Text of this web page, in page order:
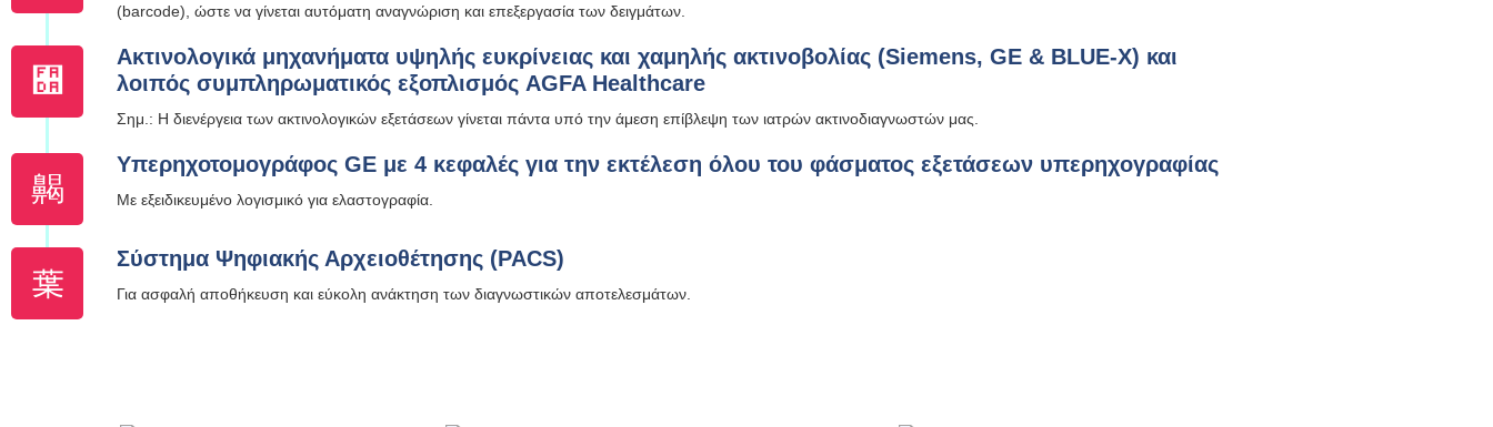
(barcode), ώστε να γίνεται αυτόματη αναγνώριση και επεξεργασία των δειγμάτων.
Ακτινολογικά μηχανήματα υψηλής ευκρίνειας και χαμηλής ακτινοβολίας (Siemens, GE & BLUE-X) και
λοιπός συμπληρωματικός εξοπλισμός AGFA Healthcare
Σημ.: Η διενέργεια των ακτινολογικών εξετάσεων γίνεται πάντα υπό την άμεση επίβλεψη των ιατρών ακτινοδιαγνωστών μας.
Υπερηχοτομογράφος GE με 4 κεφαλές για την εκτέλεση όλου του φάσματος εξετάσεων υπερηχογραφίας
Mε εξειδικευμένο λογισμικό για ελαστογραφία.
Σύστημα Ψηφιακής Αρχειοθέτησης (PACS)
Για ασφαλή αποθήκευση και εύκολη ανάκτηση των διαγνωστικών αποτελεσμάτων.